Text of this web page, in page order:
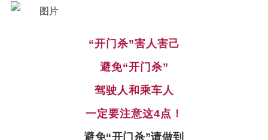
“开门杀”害人害己
避免“开门杀”
驾驶人和乘车人
一定要注意这4点！
避免“开门杀”请做到